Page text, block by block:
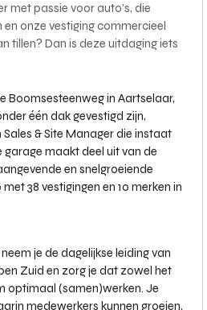
met passie voor auto’s, die
onze vestiging commercieel
tillen? Dan is deze uitdaging iets
Boomsesteenweg in Aartselaar,
één dak gevestigd zijn,
& Site Manager die instaat
garage maakt deel uit van de
en snelgroeiende
38 vestigingen en 10 merken in
je de dagelijkse leiding van
Zuid en zorg je dat zowel het
optimaal (samen)werken. Je
medewerkers kunnen groeien,